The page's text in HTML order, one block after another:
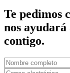
Te pedimos
nos
contigo.